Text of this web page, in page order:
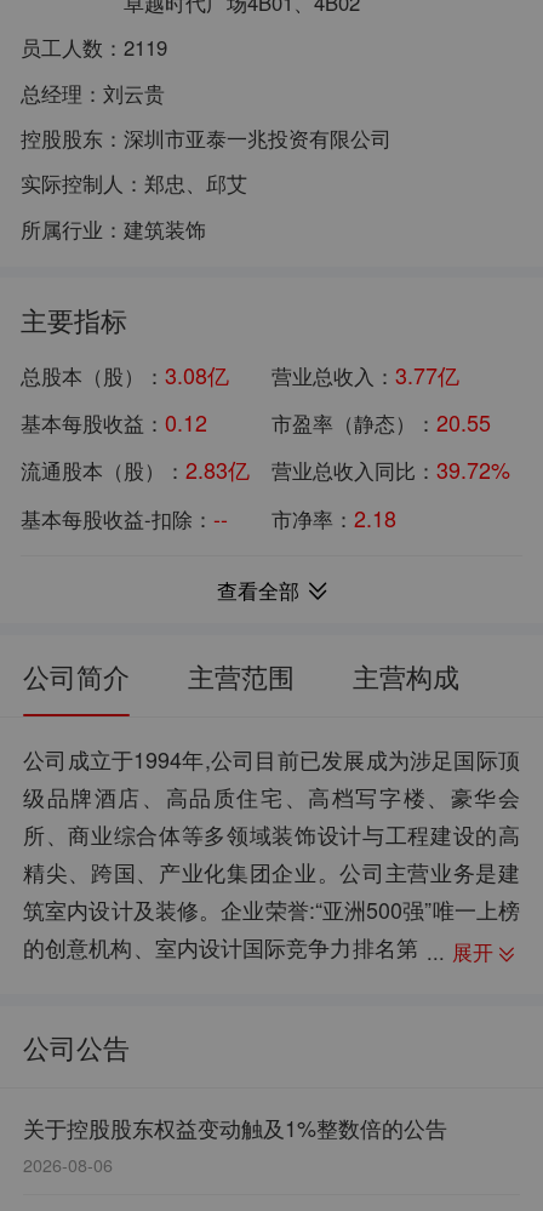
员工人数： 2119
总经理： 刘云贵
控股股东： 深圳市亚泰一兆投资有限公司
实际控制人： 郑忠、邱艾
所属行业： 建筑装饰
主要指标
总股本（股）： 3.08亿 营业总收入： 3.77亿
基本每股收益： 0.12 市盈率（静态）： 20.55
流通股本（股）： 2.83亿 营业总收入同比： 39.72%
基本每股收益-扣除： -- 市净率： 2.18
流通市值： 29.02亿 归母净利润同比： 45.91%
每股资本公积金：
股东户数：1.64万 资产总计：26.37亿
每股未分配利润：0.46 销售净利率：9.48%
股权质押：-- 负债合计： 11.85亿
每股现金流：-0.39 资产负债率：44.94%
查看全部
公司简介 主营范围 主营构成
展开
公司成立于1994年,公司目前已发展成为涉足国际顶
级品牌酒店、高品质住宅、高档写字楼、豪华会
所、商业综合体等多领域装饰设计与工程建设的高
精尖、跨国、产业化集团企业。公司主营业务是建
筑室内设计及装修。企业荣誉:“亚洲500强”唯一上榜
的创意机构、室内设计国际竞争力排名第
佳酒店设计奖项在内的200余项顶级国际大奖,包括
项、2024年美国《酒店设计》杂志大奖、缪斯设计
奖(金奖)、德国柏林设计奖、美国IIDA国际设计大
公司公告
关于控股股东权益变动触及1%整数倍的公告
2026-08-06